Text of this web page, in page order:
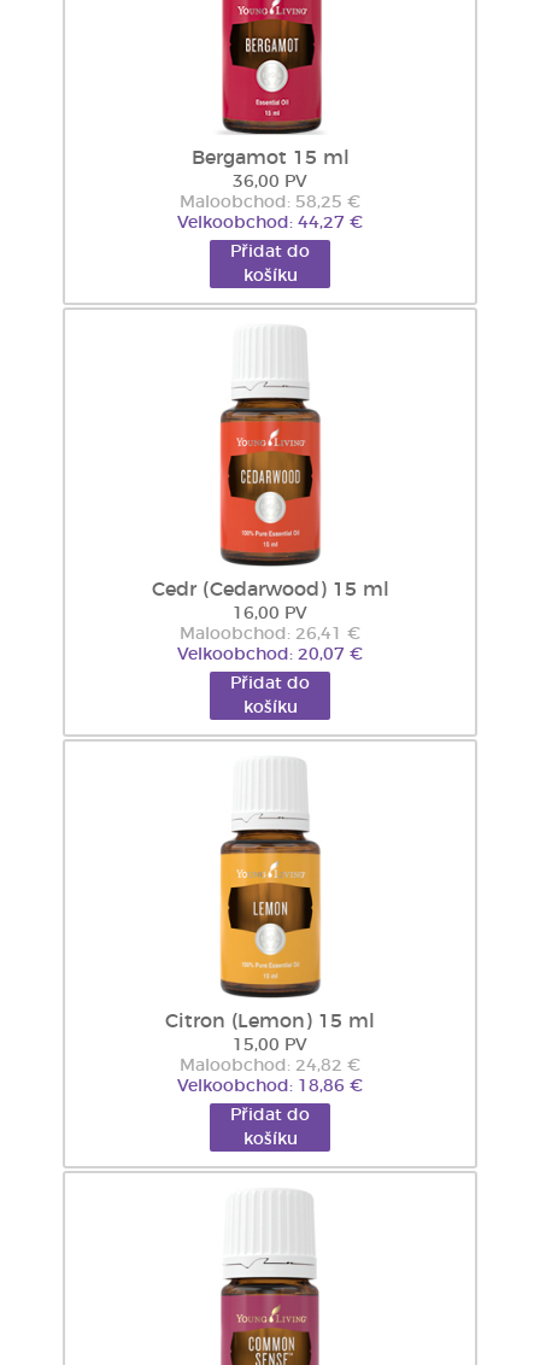
Bergamot 15 ml
36,00 PV
Maloobchod: 58,25 €
Velkoobchod: 44,27 €
Přidat do
košíku
Cedr (Cedarwood) 15 ml
16,00 PV
Maloobchod: 26,41 €
Velkoobchod: 20,07 €
Přidat do
košíku
Citron (Lemon) 15 ml
15,00 PV
Maloobchod: 24,82 €
Velkoobchod: 18,86 €
Přidat do
košíku